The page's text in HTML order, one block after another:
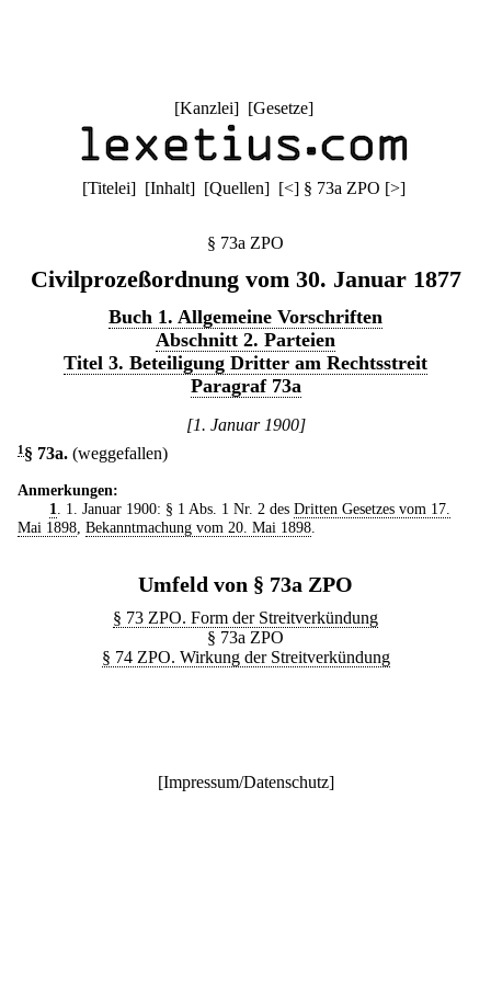
[Kanzlei] [Gesetze]
[Titelei] [Inhalt] [Quellen] [<] § 73a ZPO [>]
§ 73a ZPO
Civilprozeßordnung vom 30. Januar 1877
Buch 1. Allgemeine Vorschriften
Abschnitt 2. Parteien
Titel 3. Beteiligung Dritter am Rechtsstreit
Paragraf 73a
[1. Januar 1900]
1 § 73a. (weggefallen)
Anmerkungen:
1
. 1. Januar 1900: § 1 Abs. 1 Nr. 2 des Dritten Gesetzes vom 17.
Mai 1898 Bekanntmachung vom 20. Mai 1898
Umfeld von § 73a ZPO
§ 73 ZPO. Form der Streitverkündung
§ 73a ZPO
§ 74 ZPO. Wirkung der Streitverkündung
[Impressum/Datenschutz]